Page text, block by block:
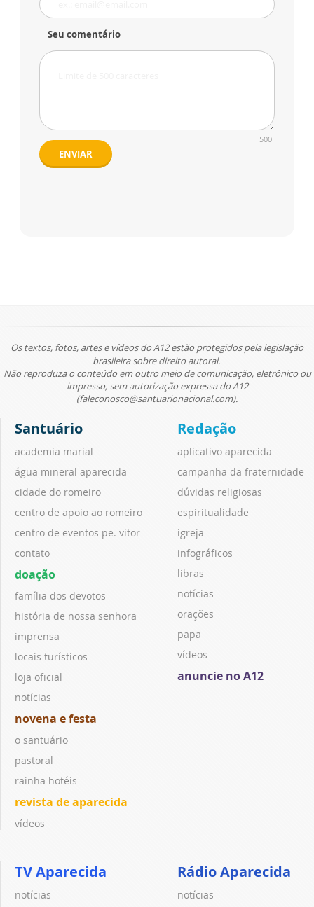
Seu comentário
500
ENVIAR
Os textos, fotos, artes e vídeos do A12 estão protegidos pela legislação
brasileira sobre direito autoral.
Não reproduza o conteúdo em outro meio de comunicação, eletrônico ou
impresso, sem autorização expressa do A12
(faleconosco@santuarionacional.com).
Santuário
academia marial
água mineral aparecida
cidade do romeiro
centro de apoio ao romeiro
centro de eventos pe. vitor
contato
doação
família dos devotos
história de nossa senhora
imprensa
locais turísticos
loja oficial
notícias
novena e festa
o santuário
pastoral
rainha hotéis
revista de aparecida
vídeos
Redação
aplicativo aparecida
campanha da fraternidade
dúvidas religiosas
espiritualidade
igreja
infográficos
libras
notícias
orações
papa
vídeos
anuncie no A12
TV Aparecida
notícias
Rádio Aparecida
notícias